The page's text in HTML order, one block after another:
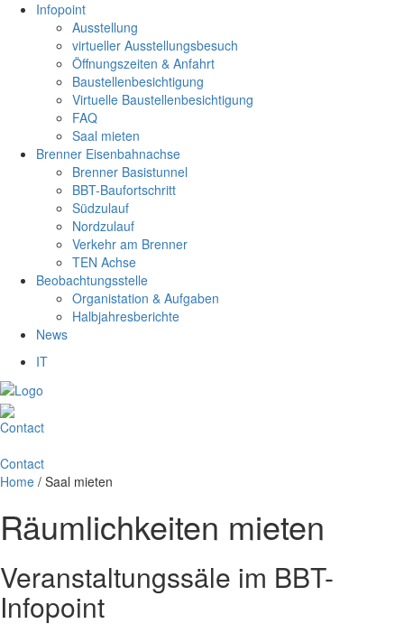
Infopoint
Ausstellung
virtueller Ausstellungsbesuch
Öffnungszeiten & Anfahrt
Baustellenbesichtigung
Virtuelle Baustellenbesichtigung
FAQ
Saal mieten
Brenner Eisenbahnachse
Brenner Basistunnel
BBT-Baufortschritt
Südzulauf
Nordzulauf
Verkehr am Brenner
TEN Achse
Beobachtungsstelle
Organistation & Aufgaben
Halbjahresberichte
News
IT
Contact
Contact
Home / Saal mieten
Räumlichkeiten mieten
Veranstaltungssäle im BBT-
Infopoint